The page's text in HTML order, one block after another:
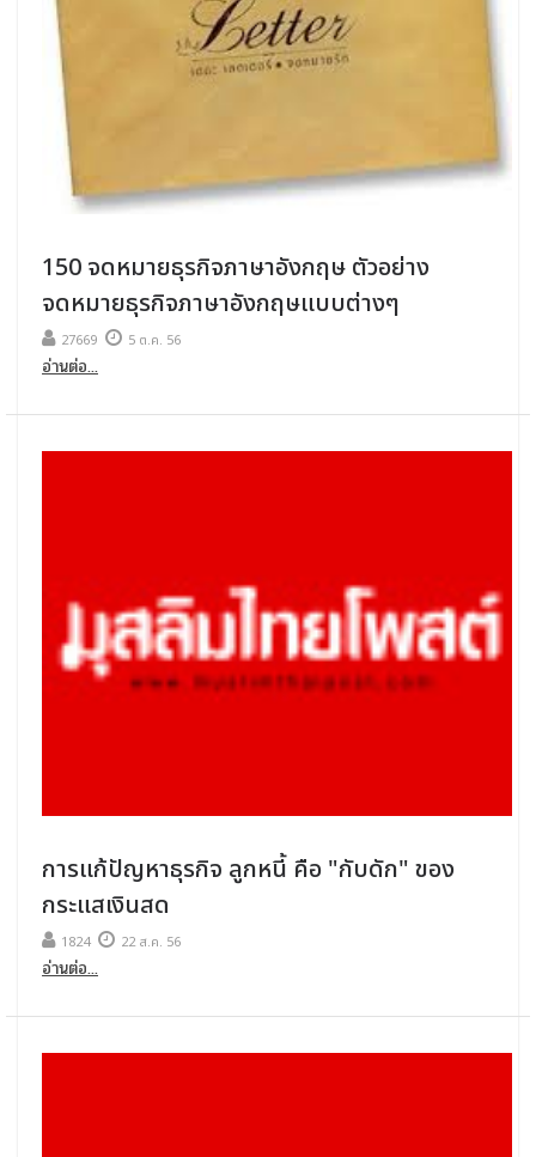
150 จดหมายธุรกิจภาษาอังกฤษ ตัวอย่าง
จดหมายธุรกิจภาษาอังกฤษแบบต่างๆ
27669 5 ต.ค. 56
อ่านต่อ...
การแก้ปัญหาธุรกิจ ลูกหนี้ คือ "กับดัก" ของ
กระแสเงินสด
1824 22 ส.ค. 56
อ่านต่อ...